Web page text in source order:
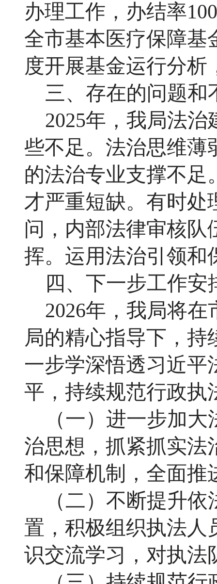
办理工作 ，办结率
全市基本医疗保障基
度开展基金运行分
三、存在的问题和
2025年，我局法
些不足。 法治思维薄
的法治专业支撑不足
才严重短缺。有时处
问，内部法律审核队
挥。运用法治引领和
四、下一步工作安
2026年，我局将
局的精心指导下，
一步学深悟透习近平
平，持续规范行政执
（一）进一步加
治思想，抓紧抓实法
和保障机制，全面推
（二）不断提升
置，积极组织执法人
识交流学习，对执法